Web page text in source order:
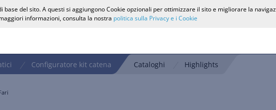
Cerca
Configuratore kit catena Cataloghi Highlights
del sito. A questi si aggiungono Cookie opzionali per ottimizzare il sito e migliorare la
informazioni, consulta la nostra politica sulla Privacy e i Cookie